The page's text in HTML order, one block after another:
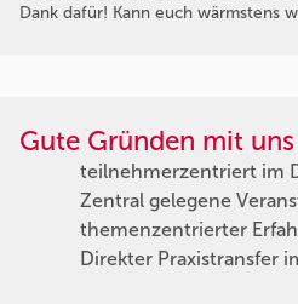
Dank dafür! Kann euch wärmstens
Gute Gründen mit
teilnehmerzentriert im
Zentral gelegene
themenzentrierter
Direkter Praxistransfer